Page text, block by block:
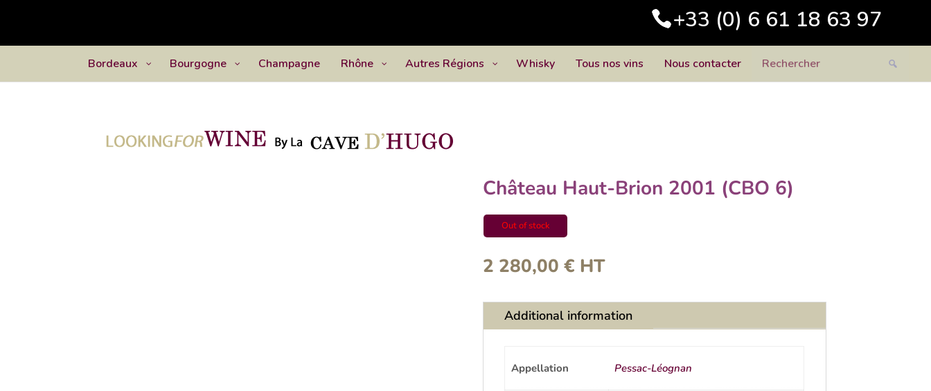
+33 (0) 6 61 18 63 97
Bordeaux Bourgogne Champagne Rhône Autres Régions Whisky Tous nos vins Nous contacter
Château Haut-Brion 2001 (CBO 6)
Out of stock
2 280,00 € HT
Additional information
Appellation Pessac-Léognan